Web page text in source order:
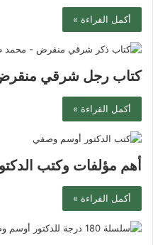
أكمل القراءة »
كتاب رجل شرقي
أكمل القراءة »
أهم مؤلفات وكتب
أكمل القراءة »